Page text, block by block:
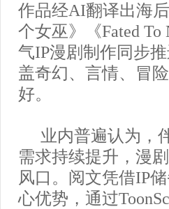
作品经AI翻译出海
个女巫》《Fated To
气IP漫剧制作同步
盖奇幻、言情、冒
好。
业内普遍认为，
需求持续提升，漫
风口。阅文凭借IP
心优势，通过